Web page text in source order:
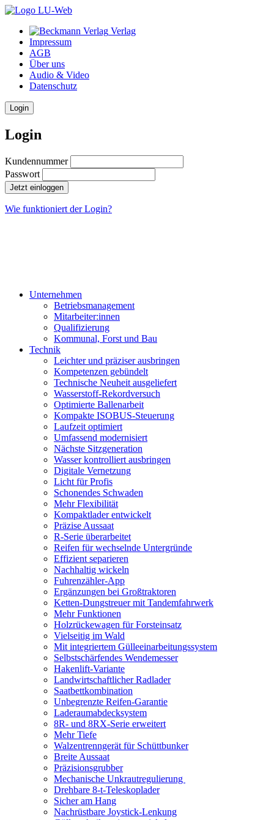
Verlag
Impressum
AGB
Über uns
Audio & Video
Datenschutz
Login
Login
Kundennummer
Passwort
Jetzt einloggen
Wie funktioniert der Login?
Unternehmen
Betriebsmanagement
Mitarbeiter:innen
Qualifizierung
Kommunal, Forst und Bau
Technik
Leichter und präziser ausbringen
Kompetenzen gebündelt
Technische Neuheit ausgeliefert
Wasserstoff-Rekordversuch
Optimierte Ballenarbeit
Kompakte ISOBUS-Steuerung
Laufzeit optimiert
Umfassend modernisiert
Nächste Sitzgeneration
Wasser kontrolliert ausbringen
Digitale Vernetzung
Licht für Profis
Schonendes Schwaden
Mehr Flexibilität
Kompaktlader entwickelt
Präzise Aussaat
R-Serie überarbeitet
Reifen für wechselnde Untergründe
Effizient separieren
Nachhaltig wickeln
Fuhrenzähler-App
Ergänzungen bei Großtraktoren
Ketten-Dungstreuer mit Tandemfahrwerk
Mehr Funktionen
Holzrückewagen für Forsteinsatz
Vielseitig im Wald
Mit integriertem Gülleeinarbeitungssystem
Selbstschärfendes Wendemesser
Hakenlift-Variante
Landwirtschaftlicher Radlader
Saatbettkombination
Unbegrenzte Reifen-Garantie
Laderaumabdecksystem
8R- und 8RX-Serie erweitert
Mehr Tiefe
Walzentrenngerät für Schüttbunker
Breite Aussaat
Präzisionsgrubber
Mechanische Unkrautregulierung ​
Drehbare 8-t-Teleskoplader
Sicher am Hang
Nachrüstbare Joystick-Lenkung